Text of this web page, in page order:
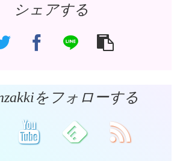
シェアする
をフォローする